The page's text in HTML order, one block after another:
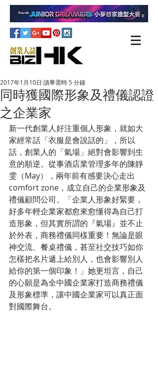
同時獲國際形象及禮儀認證
之企業家
2017年1月10日 讀畢需時 5 分鐘
新一代創業人好注重個人形象，就如大
家經常話「衣服是會說話的」，所以
話，創業人的「氣場」絕對會影響到生
意的順逆。從事酒店業管理多年的陳靜
雯（May），兩年前有感要決心走出
comfort zone，成立自己的企業形象及
禮儀顧問公司。「企業人形象好緊要，
好多年輕企業家都愈來愈懂得為自己打
造形象，但其實所謂的『氣場』並不止
於外表，商務禮儀同樣重要！無論是眼
神交流、餐桌禮儀，甚至社交技巧如你
怎樣把名片遞上給別人，也會影響別人
給你的第一個印象！」她更坦言，自己
的心願是為全中國企業家打造商務禮儀
及形象標準，讓中國企業家可以真正面
對國際舞台。